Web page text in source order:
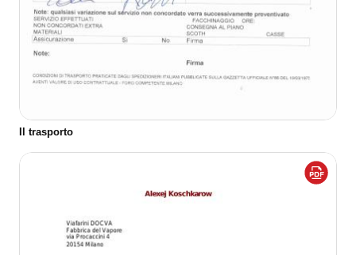
Il trasporto